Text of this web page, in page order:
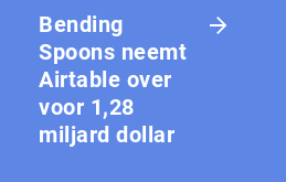
Bending
Spoons neemt
Airtable over
voor 1,28
miljard dollar